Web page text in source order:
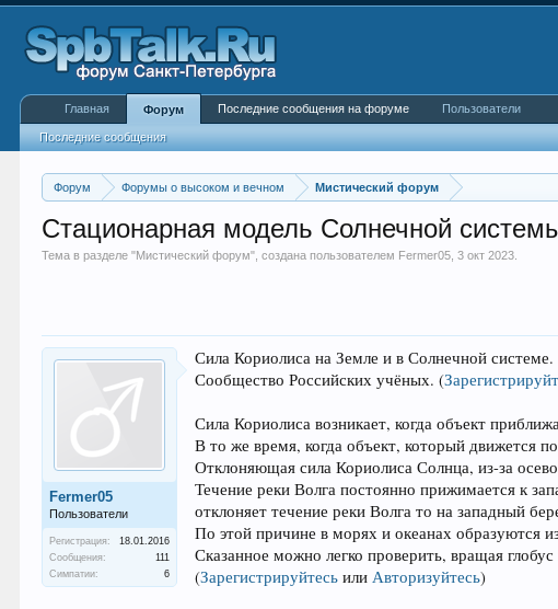
Форум Форумы о высоком и вечном Мистический форум
Стационарная модель Солнечной
Тема в разделе "Мистический форум", создана пользователем Fermer05 ,3 окт 2023
Fermer05
Пользователи
Регистрация:
18.01.2016
Сообщения:
111
Симпатии:
6
Сила Кориолиса на Земле и в Солнечной системе.
Сообщество Российских учёных.(
Сила Кориолиса возникает, когда объект
В то же время, когда объект, который движется
Отклоняющая сила Кориолиса Солнца, из-за
Течение реки Волга постоянно прижимается к
отклоняет течение реки Волга то на западный
По этой причине в морях и океанах образуются
Сказанное можно легко проверить, вращая
(Зарегистрируйтесь илиАвторизуйтесь)
Главная Форум
Последние сообщения
Последние сообщения на форуме Пользователи